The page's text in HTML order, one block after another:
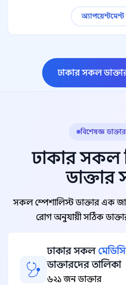
অ্যাপয়েন্টমেন্ট
ঢাকার সকল
বিশেষজ্ঞ
ঢাকার সকল
ডাক্তার
সকল স্পেশালিস্ট ডাক্তার এক
রোগ অনুযায়ী সঠিক
ঢাকার সকল
ডাক্তারদের তালিকা
৬২১ জন ডাক্তার